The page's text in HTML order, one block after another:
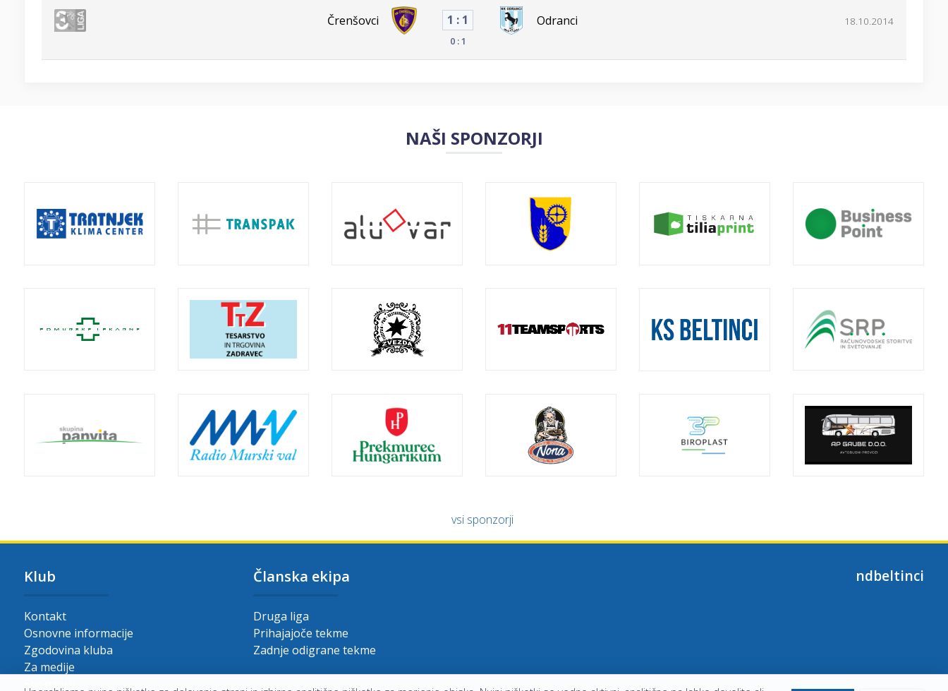
Črenšovci 1 : 1
0 : 1
Odranci 18.10.2014
NAŠI SPONZORJI
vsi sponzorji
Klub
Kontakt
Osnovne informacije
Zgodovina kluba
Za medije
Članska ekipa
Druga liga
Prihajajoče tekme
Zadnje odigrane tekme
ndbeltinci